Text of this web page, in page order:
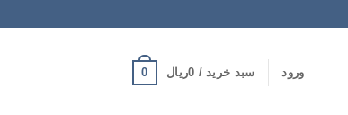
ورود سبد خرید / 0ریال 0